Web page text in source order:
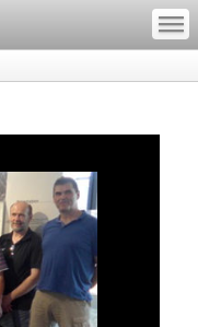
—
—
—